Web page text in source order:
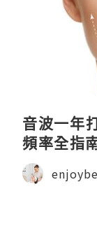
音波一年
頻率全指